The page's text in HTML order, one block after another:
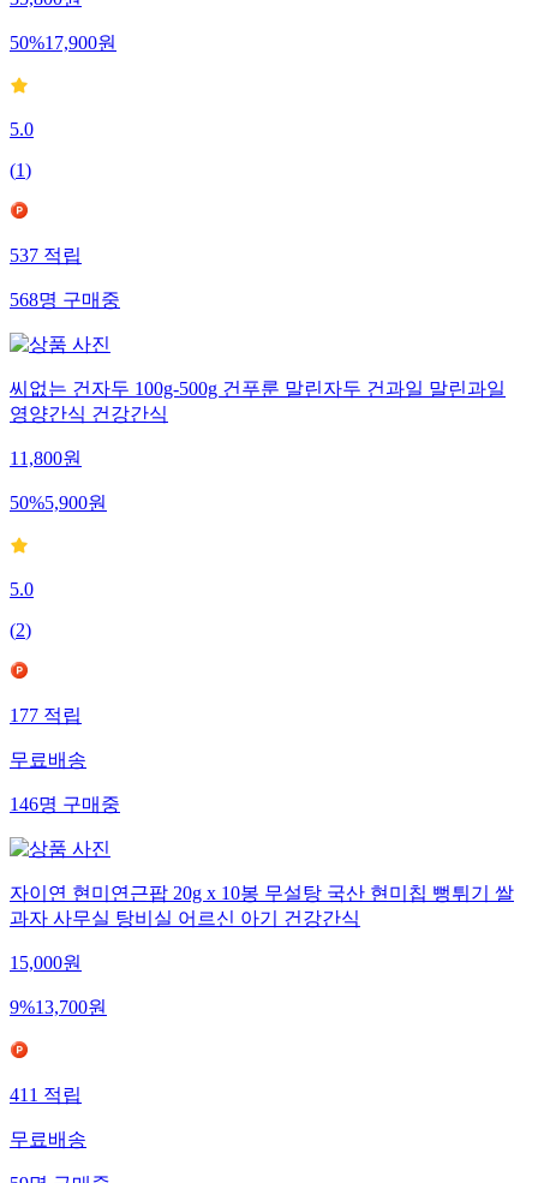
35,800원
50%17,900원
5.0
(1)
537적립
568명구매중
씨없는 건자두 100g-500g 건푸룬 말린자두 건과일 말린과일
영양간식 건강간식
11,800원
50%5,900원
5.0
(2)
177적립
무료배송
146명구매중
자이연 현미연근팝 20g x 10봉 무설탕 국산 현미칩 뻥튀기 쌀
과자 사무실 탕비실 어르신 아기 건강간식
15,000원
9%13,700원
411적립
무료배송